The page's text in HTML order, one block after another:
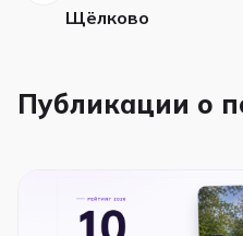
Щёлково
Публикации о